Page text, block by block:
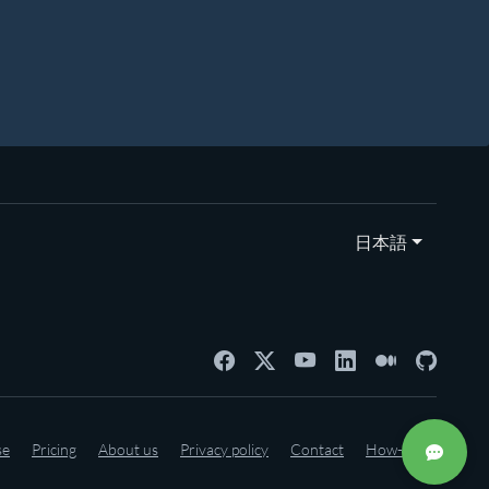
日本語
Pricing About us Privacy policy Contact How-to's